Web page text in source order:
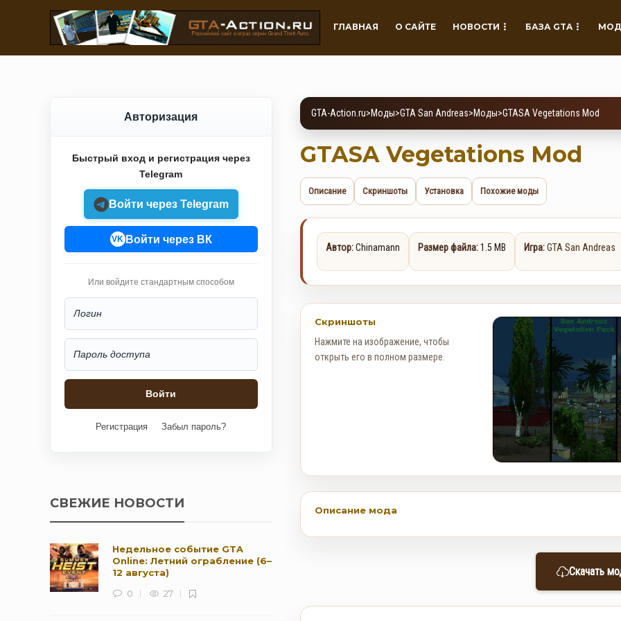
ГЛАВНАЯ О САЙТЕ НОВОСТИ БАЗА GTA
Авторизация
Быстрый вход и регистрация через
Telegram
Войти через Telegram
VK Войти через ВК
Или войдите стандартным способом
Регистрация Забыл пароль?
СВЕЖИЕ НОВОСТИ
Недельное событие GTA
Online: Летний ограбление (6–
12 августа)
0
27
GTA-Action.ru>Моды>GTA San Andreas>Моды>GTASA Vegetations Mod
GTASA Vegetations Mod
Описание Скриншоты Установка Похожие моды
Автор:Chinamann Размер файла:1.5 MB Игра:GTA San Andreas
Скриншоты
Нажмите на изображение, чтобы
открыть его в полном размере.
Описание мода
Скачать